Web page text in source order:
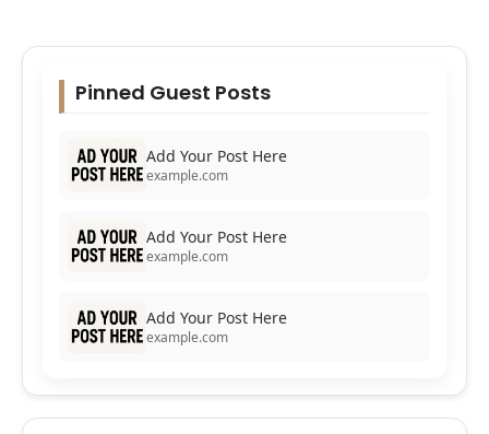
Pinned Guest Posts
Add Your Post Here
example.com
Add Your Post Here
example.com
Add Your Post Here
example.com